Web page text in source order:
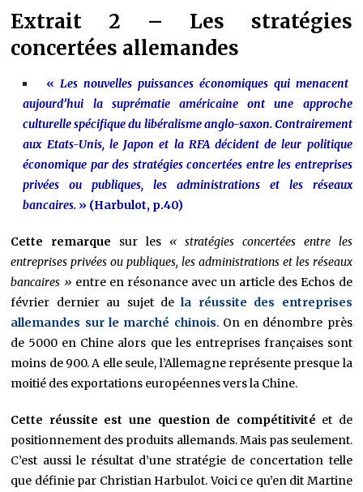
Extrait 2 – Les stratégies
concertées allemandes
« Les nouvelles puissances économiques qui menacent
aujourd’hui la suprématie américaine ont une approche
culturelle spécifique du libéralisme anglo-saxon. Contrairement
aux Etats-Unis, le Japon et la RFA décident de leur politique
économique par des stratégies concertées entre les entreprises
privées ou publiques, les administrations et les réseaux
bancaires. » (Harbulot, p.40)
Cette remarque sur les « stratégies concertées entre les
entreprises privées ou publiques, les administrations et les réseaux
bancaires » entre en résonance avec un article des Echos de
février dernier au sujet dela réussite des entreprises
allemandes sur le marché chinois. On en dénombre près
de 5000 en Chine alors que les entreprises françaises sont
moins de 900. A elle seule, l’Allemagne représente presque la
moitié des exportations européennes vers la Chine.
Cette réussite est une question de compétitivité et de
positionnement des produits allemands. Mais pas seulement.
C’est aussi le résultat d’une stratégie de concertation telle
que définie par Christian Harbulot. Voici ce qu’en dit Martine